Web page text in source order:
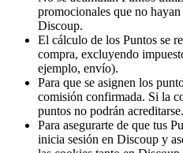
promocionales que no
Discoup.
El cálculo de los Puntos se
compra, excluyendo
ejemplo, envío).
Para que se asignen los
comisión confirmada. Si la
puntos no podrán acreditarse.
Para asegurarte de que tus
inicia sesión en Discoup y